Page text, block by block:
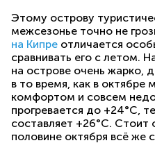
Этому острову
межсезонье точно не
на Кипре отличается
сравнивать его с летом.
на острове очень жарко,
в то время, как в октябре
комфортом и совсем
прогревается до +24°С,
составляет +26°С. Стоит
половине октября всё же